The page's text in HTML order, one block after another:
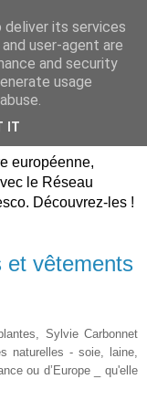
européenne,
le Réseau
Découvrez-les !
et vêtements
Sylvie Carbonnet
naturelles - soie, laine,
ou d’Europe _ qu'elle
its services
user-agent are
and security
usage
IT